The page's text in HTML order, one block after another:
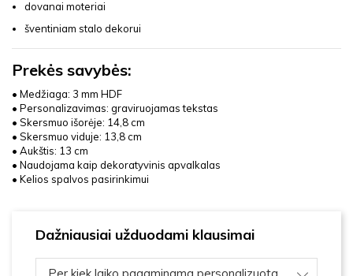
dovanai moteriai
šventiniam stalo dekorui
Prekės savybės:
• Medžiaga: 3 mm HDF
• Personalizavimas: graviruojamas tekstas
• Skersmuo išorėje: 14,8 cm
• Skersmuo viduje: 13,8 cm
• Aukštis: 13 cm
• Naudojama kaip dekoratyvinis apvalkalas
• Kelios spalvos pasirinkimui
Dažniausiai užduodami klausimai